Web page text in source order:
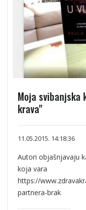
Moja svibanjska
krava"
11.05.2015. 14:18:36
Autori objašnjavaju
koja vara
https://
partnera-brak